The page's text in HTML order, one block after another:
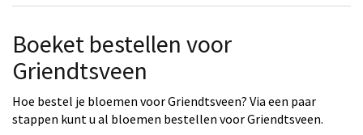
Boeket bestellen voor
Griendtsveen
Hoe bestel je bloemen voor Griendtsveen? Via een paar
stappen kunt u al bloemen bestellen voor Griendtsveen.